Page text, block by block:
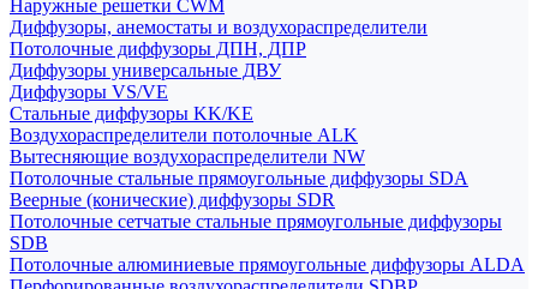
Наружные решетки CWM
Диффузоры, анемостаты и воздухораспределители
Потолочные диффузоры ДПН, ДПР
Диффузоры универсальные ДВУ
Диффузоры VS/VE
Стальные диффузоры KK/KE
Воздухораспределители потолочные ALK
Вытесняющие воздухораспределители NW
Потолочные стальные прямоугольные диффузоры SDA
Веерные (конические) диффузоры SDR
Потолочные сетчатые стальные прямоугольные диффузоры
SDB
Потолочные алюминиевые прямоугольные диффузоры ALDA